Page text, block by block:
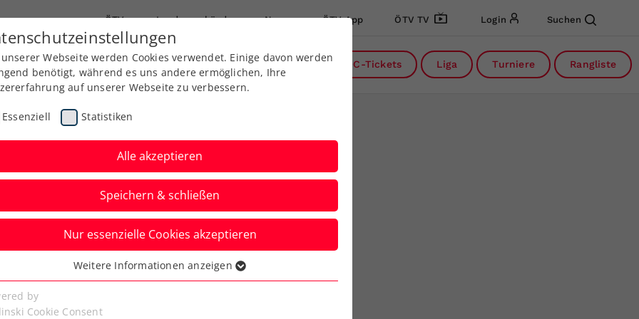
ÖTV Landesverbände News ÖTV App ÖTV TV Login Suchen
Ausbildung Services Über uns Kreise DC-Tickets Liga Turniere Rangliste
Thiem im Hauptfeld,
Niederlage
Webseite werden Cookies verwendet. Einige davon werden
benötigt, während es uns andere ermöglichen, Ihre
auf unserer Webseite zu verbessern.
Essenziell Statistiken
Alle akzeptieren
Speichern & schließen
Nur essenzielle Cookies akzeptieren
Cookies werden für grundlegende Funktionen der
benötigt. Dadurch ist gewährleistet, dass die Webseite
Weitere Informationen anzeigen
by
Cookie Consent